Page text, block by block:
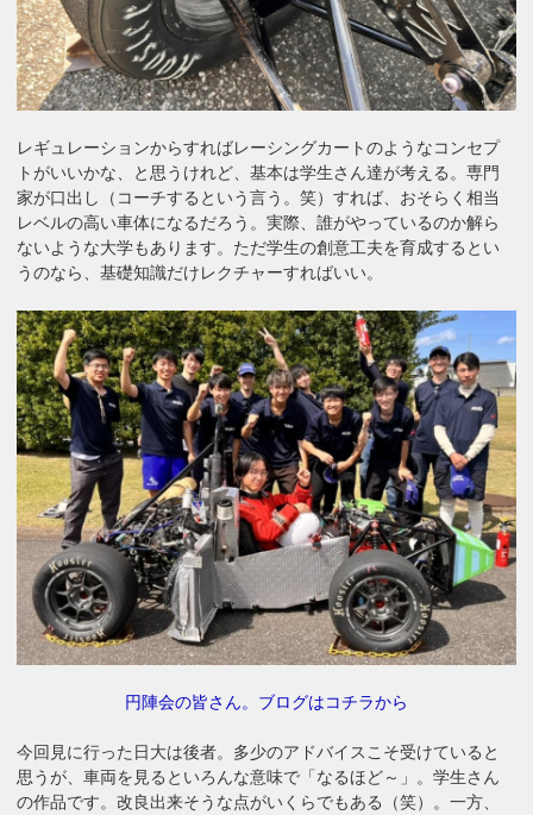
レギュレーションからすればレーシングカートのようなコンセプ
トがいいかな、と思うけれど、基本は学生さん達が考える。専門
家が口出し（コーチするという言う。笑）すれば、おそらく相当
レベルの高い車体になるだろう。実際、誰がやっているのか解ら
ないような大学もあります。ただ学生の創意工夫を育成するとい
うのなら、基礎知識だけレクチャーすればいい。
円陣会の皆さん。ブログはコチラから
今回見に行った日大は後者。多少のアドバイスこそ受けていると
思うが、車両を見るといろんな意味で「なるほど～」。学生さん
の作品です。改良出来そうな点がいくらでもある（笑）。一方、